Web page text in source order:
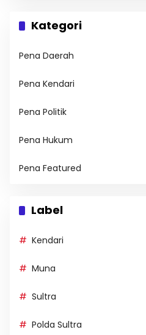
Kategori
Pena Daerah
Pena Kendari
Pena Politik
Pena Hukum
Pena Featured
Label
Kendari
Muna
Sultra
Polda Sultra